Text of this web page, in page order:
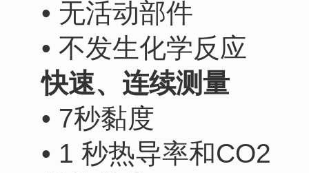
• 无活动部件
• 不发生化学反应
快速、连续测量
• 7秒黏度
• 1 秒热导率和CO2